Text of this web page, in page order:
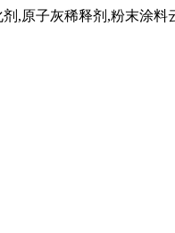
,原子灰稀释剂,粉末涂